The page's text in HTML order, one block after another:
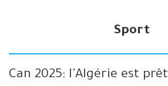
Sport
Can 2025: l'Algérie est prêt